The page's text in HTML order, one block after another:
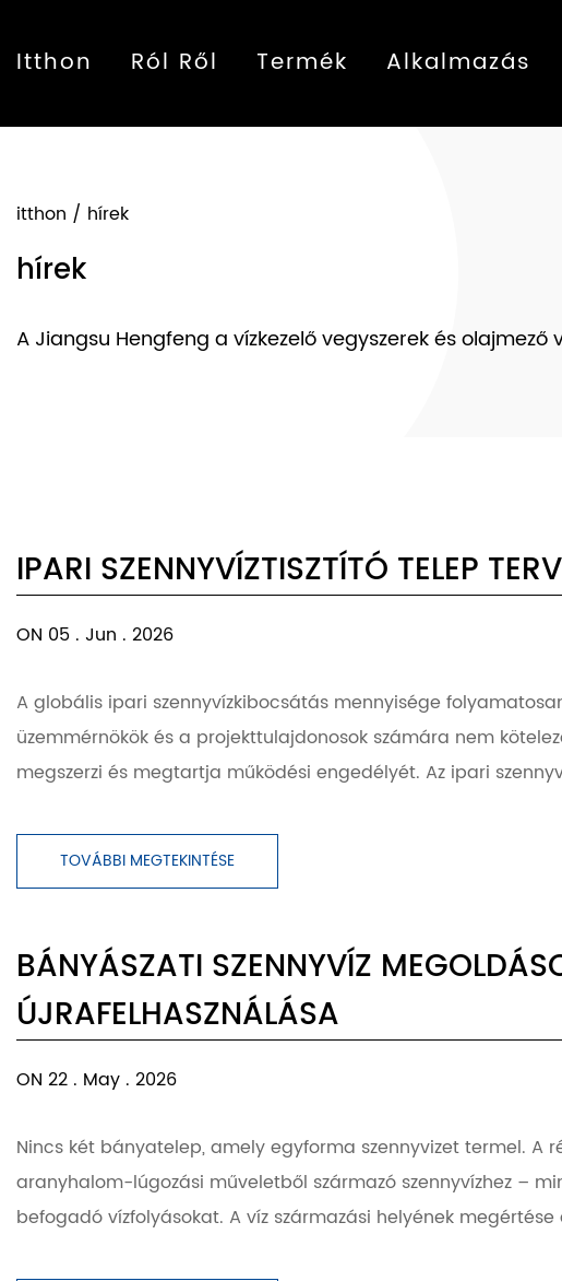
Itthon Ról Ről Termék Alkalmazás
itthon / hírek
hírek
A Jiangsu Hengfeng a vízkezelő vegyszerek és
IPARI SZENNYVÍZTISZTÍTÓ TELEP
ON 05 . Jun . 2026
A globális ipari szennyvízkibocsátás mennyisége
üzemmérnökök és a projekttulajdonosok számára nem
megszerzi és megtartja működési engedélyét. Az ipari
TOVÁBBI MEGTEKINTÉSE
BÁNYÁSZATI SZENNYVÍZ
ÚJRAFELHASZNÁLÁSA
ON 22 . May . 2026
Nincs két bányatelep, amely egyforma szennyvizet termel.
aranyhalom-lúgozási műveletből származó szennyvízhez –
befogadó vízfolyásokat. A víz származási helyének